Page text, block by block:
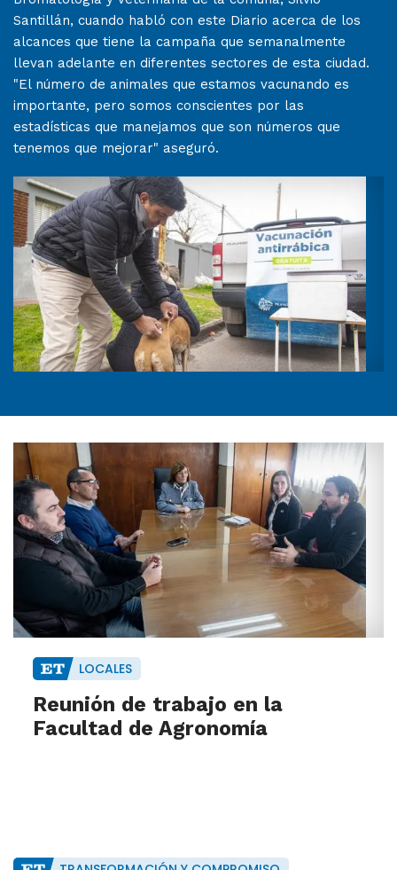
Santillán, cuando habló con este Diario acerca de los
alcances que tiene la campaña que semanalmente
llevan adelante en diferentes sectores de esta ciudad.
"El número de animales que estamos vacunando es
importante, pero somos conscientes por las
estadísticas que manejamos que son números que
tenemos que mejorar" aseguró.
LOCALES
Reunión de trabajo en la
Facultad de Agronomía